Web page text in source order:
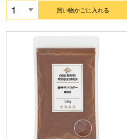
買い物かごに入れる